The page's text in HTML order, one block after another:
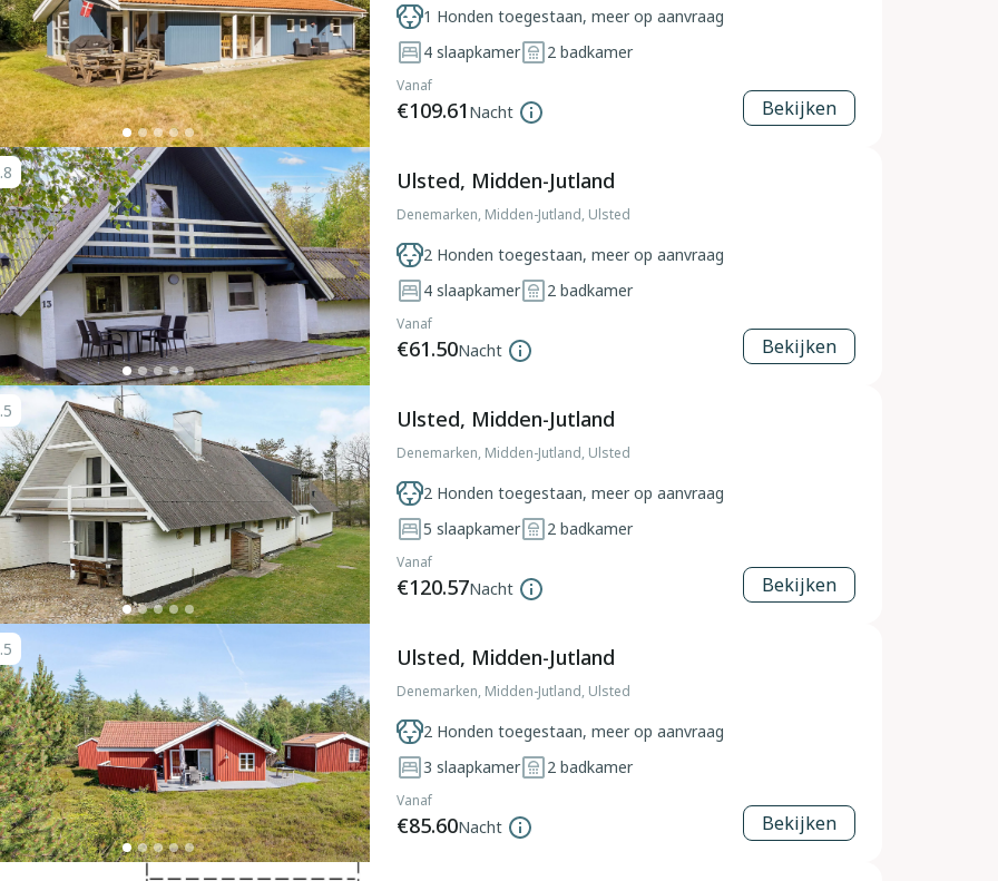
1 Honden toegestaan, meer op aanvraag
4 slaapkamer 2 badkamer
Vanaf
€109.61 Nacht Bekijken
Ulsted, Midden-Jutland
Denemarken, Midden-Jutland, Ulsted
2 Honden toegestaan, meer op aanvraag
4 slaapkamer 2 badkamer
Vanaf
€61.50Nacht Bekijken
Ulsted, Midden-Jutland
Denemarken, Midden-Jutland, Ulsted
2 Honden toegestaan, meer op aanvraag
5 slaapkamer 2 badkamer
Vanaf
€120.57Nacht Bekijken
Ulsted, Midden-Jutland
Denemarken, Midden-Jutland, Ulsted
2 Honden toegestaan, meer op aanvraag
3 slaapkamer 2 badkamer
Vanaf
€85.60Nacht Bekijken